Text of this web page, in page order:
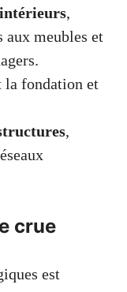
,
aux meubles et
la fondation et
,
crue
est